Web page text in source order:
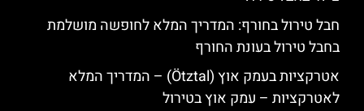
חבל טירול בחורף: המדריך המלא לחופשה מושלמת
בחבל טירול בעונת החורף
אטרקציות בעמק אוץ (Ötztal) – המדריך המלא
לאטרקציות – עמק אוץ בטירול